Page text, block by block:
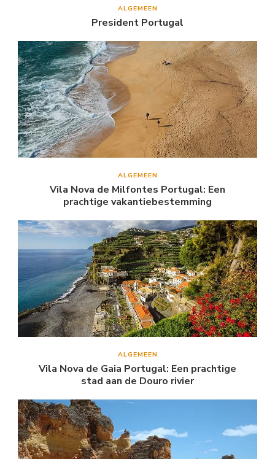
ALGEMEEN
President Portugal
ALGEMEEN
Vila Nova de Milfontes Portugal: Een
prachtige vakantiebestemming
ALGEMEEN
Vila Nova de Gaia Portugal: Een prachtige
stad aan de Douro rivier